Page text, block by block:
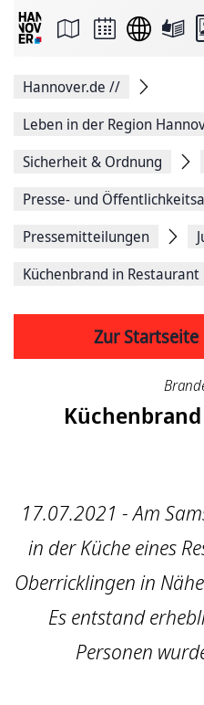
Seite
Facebook
teilen
Seitenlink
Seite
Hannover.de //
Leben in der Region
Sicherheit & Ordnung
Presse- und
Pressemitteilungen
Küchenbrand in Restaurant
Zur Startseite
17.07.2021 - Am
in der Küche eines
Oberricklingen in
Es entstand
Personen